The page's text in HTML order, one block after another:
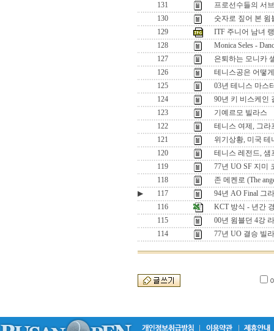
131
프로선수들의 서
130
숫자로 짚어 본 윔
129
ITF 주니어 남녀
128
Monica Seles -
127
은퇴하는 모니카
126
테니스공은 어떻
125
03년 테니스 마스
124
90년 키 비스케인
123
기예르모 빌라스
122
테니스 여제, 그라
121
위기상황, 미국 테
120
테니스 레전드, 샘
119
77년 UO SF 지미
118
존 메켄로 (The
▶
117
94년 AO Final 그
116
KCT 방식 - 년간
115
00년 윔블던 4강
114
77년 UO 결승 빌